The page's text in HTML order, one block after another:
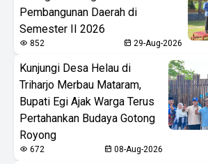
Pembangunan Daerah di
Semester II 2026
852 29-Aug-2026
Kunjungi Desa Helau di
Triharjo Merbau Mataram,
Bupati Egi Ajak Warga Terus
Pertahankan Budaya Gotong
Royong
672 08-Aug-2026